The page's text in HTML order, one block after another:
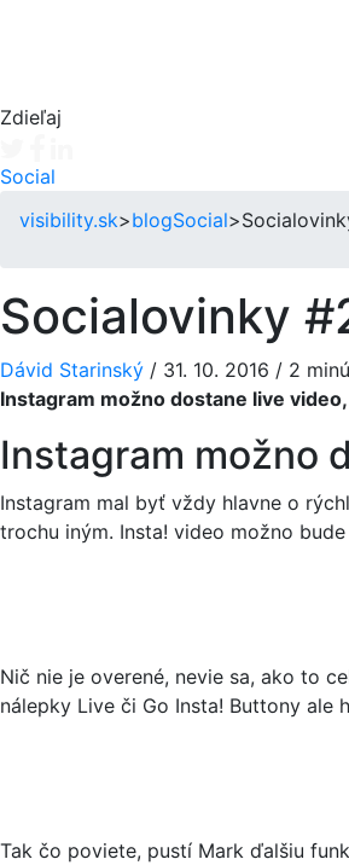
Zdieľaj
Social
visibility.sk>blogSocial>
Socialovinky
Dávid Starinský / 31. 10. 2016 / 2
Instagram možno dostane live
Instagram možno
Instagram mal byť vždy hlavne o
trochu iným. Insta! video možno
Nič nie je overené, nevie sa, ako to
nálepky Live či Go Insta! Buttony ale
Tak čo poviete, pustí Mark ďalšiu